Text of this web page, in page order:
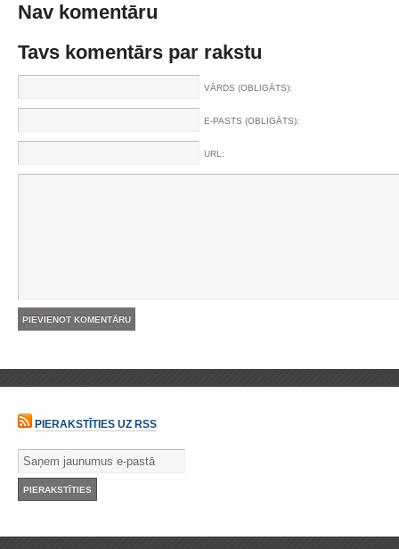
Nav komentāru
Tavs komentārs par rakstu
VĀRDS (OBLIGĀTS):
E-PASTS (OBLIGĀTS):
URL:
PIERAKSTĪTIES UZ RSS